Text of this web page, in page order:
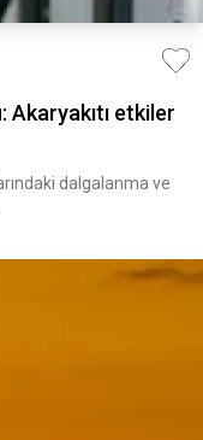
Akaryakıtı etkiler
dalgalanma ve